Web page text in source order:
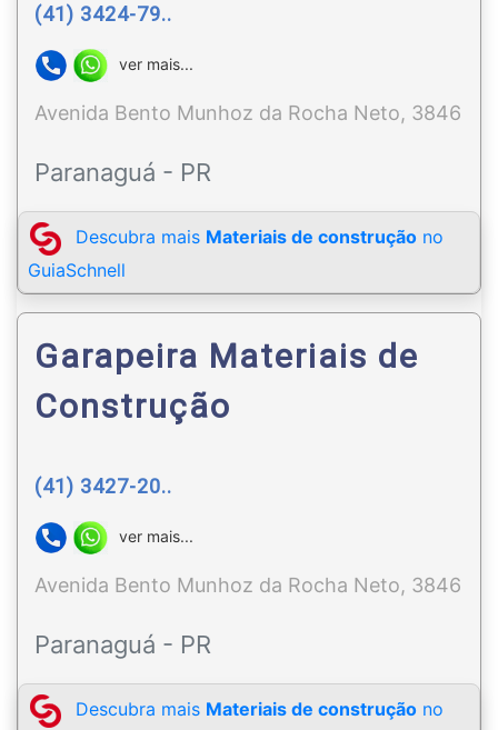
(41) 3424-79..
ver mais...
Avenida Bento Munhoz da Rocha Neto, 3846
Paranaguá - PR
Descubra mais Materiais de construção no
GuiaSchnell
Garapeira Materiais de
Construção
(41) 3427-20..
ver mais...
Avenida Bento Munhoz da Rocha Neto, 3846
Paranaguá - PR
Descubra mais Materiais de construção no